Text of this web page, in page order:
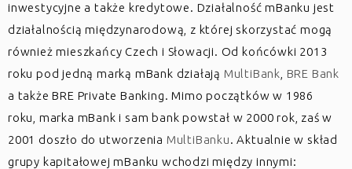
inwestycyjne a także kredytowe. Działalność mBanku jest
działalnością międzynarodową, z której skorzystać mogą
również mieszkańcy Czech i Słowacji. Od końcówki 2013
roku pod jedną marką mBank działają MultiBank
BRE Bank
a także BRE Private Banking. Mimo początków w 1986
roku, marka mBank i sam bank powstał w 2000 rok, zaś w
2001 doszło do utworzenia MultiBanku. Aktualnie w skład
grupy kapitałowej mBanku wchodzi między innymi: